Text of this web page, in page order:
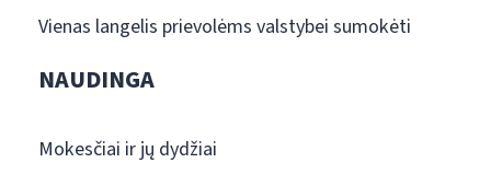
Vienas langelis prievolėms valstybei sumokėti
NAUDINGA
Mokesčiai ir jų dydžiai